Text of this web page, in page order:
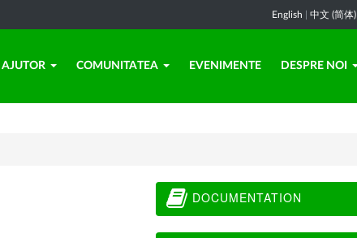
English 中文 (简体)
AJUTOR COMUNITATEA EVENIMENTE DESPRE NOI
DOCUMENTATION